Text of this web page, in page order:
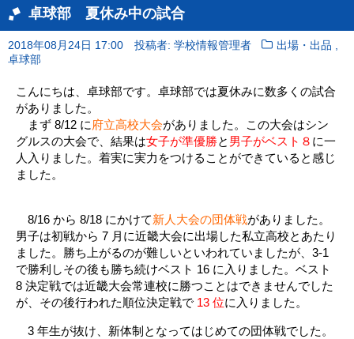
卓球部 夏休み中の試合
2018年08月24日 17:00 投稿者: 学校情報管理者 出場・出品
卓球部
こんにちは、卓球部です。卓球部では夏休みに数多くの試合
がありました。
まず 8/12 に府立高校大会がありました。この大会はシン
グルスの大会で、結果は女子が準優勝と 男子がベスト８ に一
人入りました。着実に実力をつけることができていると感じ
ました。
8/16 から 8/18 にかけて新人大会の団体戦がありました。
男子は初戦から 7 月に近畿大会に出場した私立高校とあたり
ました。勝ち上がるのが難しいといわれていましたが、3-1
で勝利しその後も勝ち続けベスト 16 に入りました。ベスト
8 決定戦では近畿大会常連校に勝つことはできませんでした
が、その後行われた順位決定戦で 13 位に入りました。
3 年生が抜け、新体制となってはじめての団体戦でした。